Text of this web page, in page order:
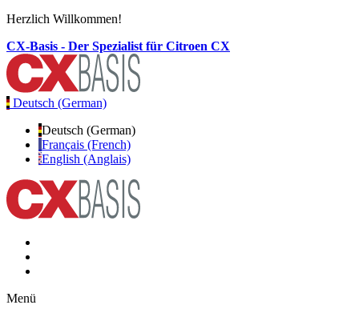
Herzlich Willkommen!
CX-Basis - Der Spezialist für Citroen CX
Deutsch (German)
Deutsch (German)
Français (French)
English (Anglais)
Menü